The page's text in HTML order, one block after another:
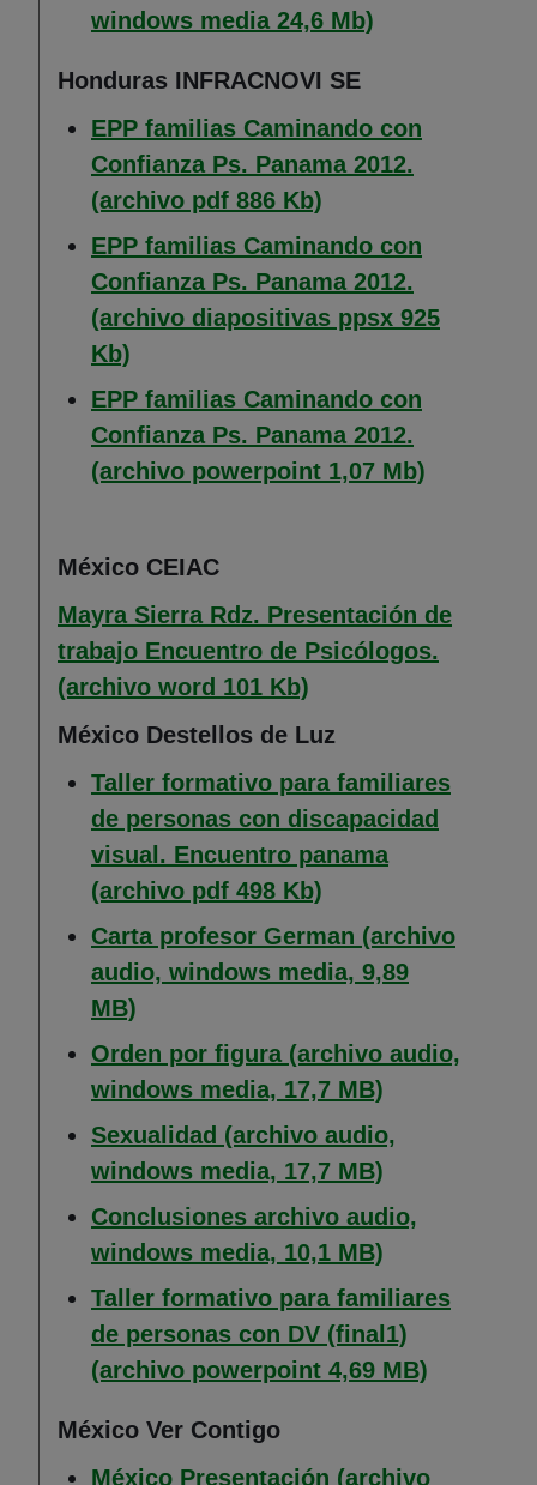
windows media 24,6 Mb)
Honduras INFRACNOVI SE
EPP familias Caminando con
Confianza Ps. Panama 2012.
(archivo pdf 886 Kb)
EPP familias Caminando con
Confianza Ps. Panama 2012.
(archivo diapositivas ppsx 925
Kb)
EPP familias Caminando con
Confianza Ps. Panama 2012.
(archivo powerpoint 1,07 Mb)
México CEIAC
Mayra Sierra Rdz. Presentación de
trabajo Encuentro de Psicólogos.
(archivo word 101 Kb)
México Destellos de Luz
Taller formativo para familiares
de personas con discapacidad
visual. Encuentro panama
(archivo pdf 498 Kb)
Carta profesor German (archivo
audio, windows media, 9,89
MB)
Orden por figura (archivo audio,
windows media, 17,7 MB)
Sexualidad (archivo audio,
windows media, 17,7 MB)
Conclusiones archivo audio,
windows media, 10,1 MB)
Taller formativo para familiares
de personas con DV (final1)
(archivo powerpoint 4,69 MB)
México Ver Contigo
México Presentación (archivo